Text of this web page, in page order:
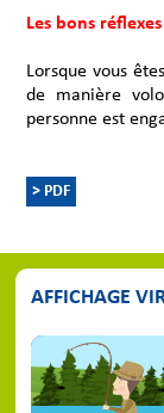
Les bons
Lorsque vous êtes
de manière
personne est
> PDF
AFFICHAGE